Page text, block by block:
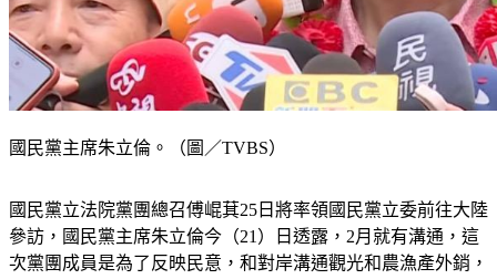
國民黨主席朱立倫。（圖／TVBS）
國民黨立法院黨團總召傅崐萁25日將率領國民黨立委前往大陸
參訪，國民黨主席朱立倫今（21）日透露，2月就有溝通，這
次黨團成員是為了反映民意，和對岸溝通觀光和農漁產外銷，